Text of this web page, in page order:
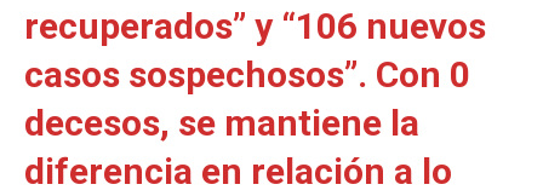
recuperados” y “106 nuevos
casos sospechosos”. Con 0
decesos, se mantiene la
diferencia en relación a lo